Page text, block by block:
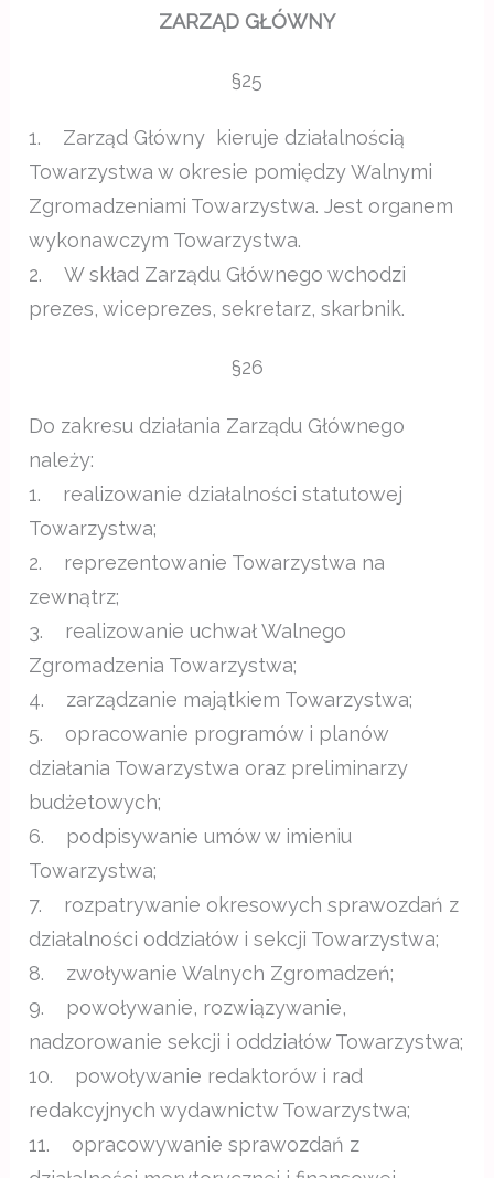
ZARZĄD GŁÓWNY
§25
1. Zarząd Główny kieruje działalnością
Towarzystwa w okresie pomiędzy Walnymi
Zgromadzeniami Towarzystwa. Jest organem
wykonawczym Towarzystwa.
2. W skład Zarządu Głównego wchodzi
prezes, wiceprezes, sekretarz, skarbnik.
§26
Do zakresu działania Zarządu Głównego
należy:
1. realizowanie działalności statutowej
Towarzystwa;
2. reprezentowanie Towarzystwa na
zewnątrz;
3. realizowanie uchwał Walnego
Zgromadzenia Towarzystwa;
4. zarządzanie majątkiem Towarzystwa;
5. opracowanie programów i planów
działania Towarzystwa oraz preliminarzy
budżetowych;
6. podpisywanie umów w imieniu
Towarzystwa;
7. rozpatrywanie okresowych sprawozdań z
działalności oddziałów i sekcji Towarzystwa;
8. zwoływanie Walnych Zgromadzeń;
9. powoływanie, rozwiązywanie,
nadzorowanie sekcji i oddziałów Towarzystwa;
10. powoływanie redaktorów i rad
redakcyjnych wydawnictw Towarzystwa;
11. opracowywanie sprawozdań z